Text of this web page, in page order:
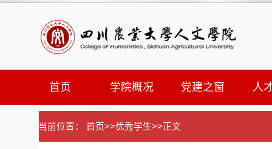
首页 学院概况 党建之窗 人
当前位置：首页>>优秀学生>>正文